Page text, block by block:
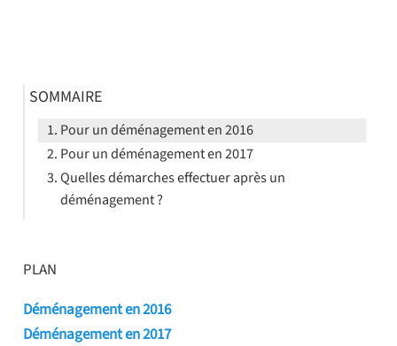
PLAN
Déménagement en 2016
Déménagement en 2017
SOMMAIRE
Pour un déménagement en 2016
Pour un déménagement en 2017
Quelles démarches effectuer après un
déménagement ?